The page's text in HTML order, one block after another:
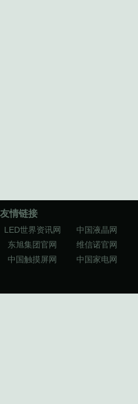
友情链接
LED世界资讯网 中国液晶网
东旭集团官网
维信诺官网
中国触摸屏网
中国家电网